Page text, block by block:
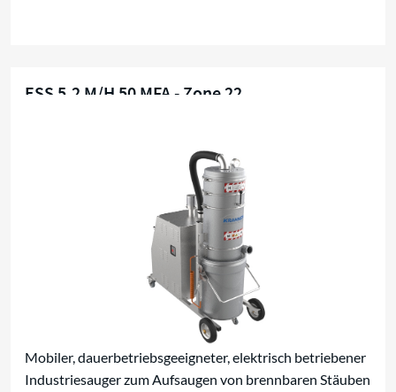
ESS 5,2 M/H 50 MFA - Zone 22
Mobiler, dauerbetriebsgeeigneter, elektrisch betriebener
Industriesauger zum Aufsaugen von brennbaren Stäuben